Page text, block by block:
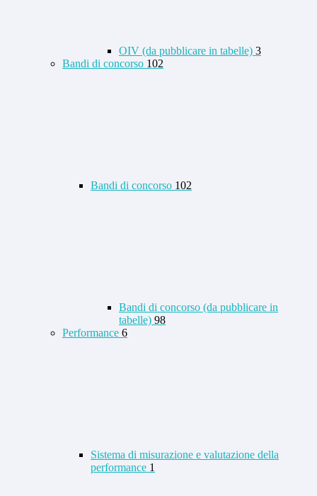
OIV (da pubblicare in tabelle) 3
Bandi di concorso 102
Bandi di concorso 102
Bandi di concorso (da pubblicare in
tabelle) 98
Performance 6
Sistema di misurazione e valutazione della
performance 1